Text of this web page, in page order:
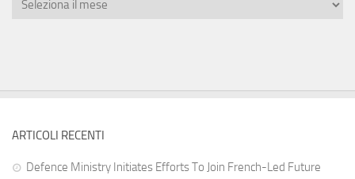
ARTICOLI RECENTI
Defence Ministry Initiates Efforts To Join French-Led Future